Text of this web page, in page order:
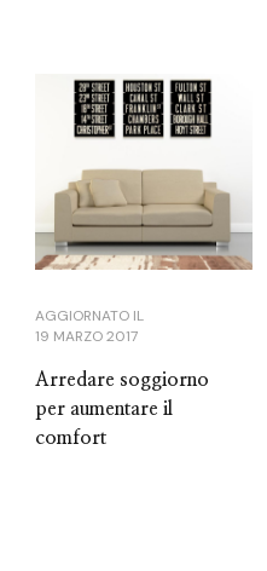
AGGIORNATO IL
19 MARZO 2017
Arredare soggiorno
per aumentare il
comfort